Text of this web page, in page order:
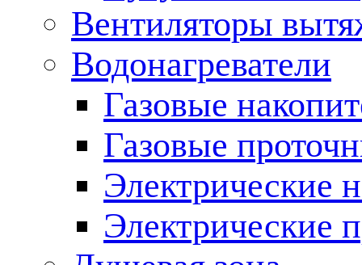
Вентиляторы
Водонагреватели
Газовые
Газовые
Электрические
Электрические